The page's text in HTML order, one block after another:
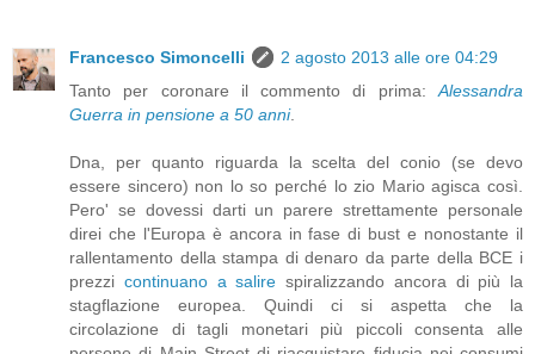
Francesco Simoncelli
2 agosto 2013 alle ore 04:29
Tanto per coronare il commento di prima: Alessandra
Guerra in pensione a 50 anni.
Dna, per quanto riguarda la scelta del conio (se devo
essere sincero) non lo so perché lo zio Mario agisca così.
Pero' se dovessi darti un parere strettamente personale
direi che l'Europa è ancora in fase di bust e nonostante il
rallentamento della stampa di denaro da parte della BCE i
prezzi continuano a salire spiralizzando ancora di più la
stagflazione europea. Quindi ci si aspetta che la
circolazione di tagli monetari più piccoli consenta alle